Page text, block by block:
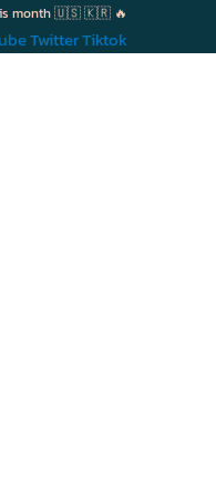
this month 🇺🇸 🇰🇷 🔥
TwitterTiktok